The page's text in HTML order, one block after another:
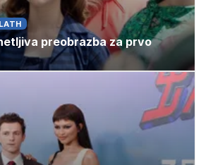
preobrazba za prvo